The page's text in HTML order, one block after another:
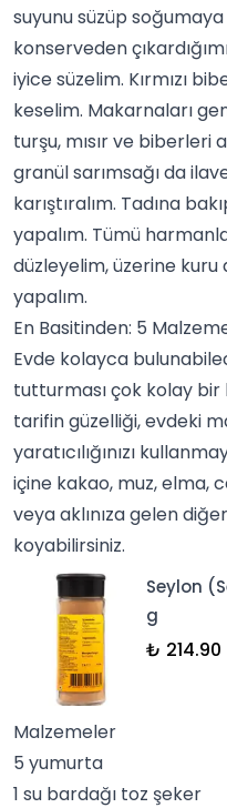
suyunu süzüp soğumaya
konserveden
iyice süzelim. Kırmızı
keselim. Makarnaları
turşu, mısır ve biberleri
granül sarımsağı da
karıştıralım. Tadına
yapalım. Tümü
düzleyelim, üzerine
yapalım.
En Basitinden: 5
Evde kolayca
tutturması çok kolay bir
tarifin güzelliği, evdeki
yaratıcılığınızı
içine kakao, muz, elma,
veya aklınıza gelen
koyabilirsiniz.
Seylon
g
₺ 214.90
Malzemeler
5 yumurta
1 su bardağı toz şeker